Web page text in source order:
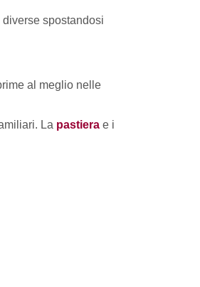
spostandosi
al meglio nelle
La pastiera e i